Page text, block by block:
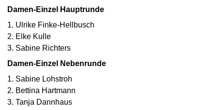
Damen-Einzel Hauptrunde
1. Ulrike Finke-Hellbusch
2. Elke Kulle
3. Sabine Richters
Damen-Einzel Nebenrunde
1. Sabine Lohstroh
2. Bettina Hartmann
3. Tanja Dannhaus